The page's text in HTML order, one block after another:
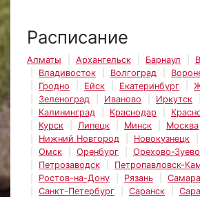
Расписание
Алматы Архангельск Барнаул
Владивосток
Волгоград
Гродно
Ейск Екатеринбург
Зеленоград
Иваново Иркутск
Калининград
Краснодар
Курск
Липецк Минск Москва
Нижний Новгород
Новокузнецк
Омск
Оренбург Орехово-Зуево
Петрозаводск
Петропавловск-
Ростов-на-Дону
Рязань
Самара
Санкт-Петербург
Саранск